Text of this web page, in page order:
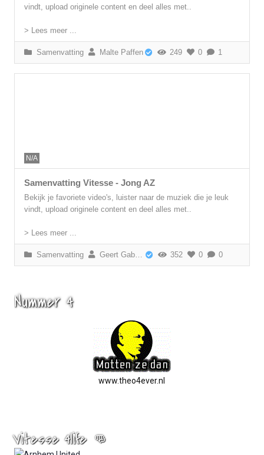
vindt, upload originele content en deel alles met..
> Lees meer ...
Samenvatting Malte Paffen 249 0 1
N/A
Samenvatting Vitesse - Jong AZ
Bekijk je favoriete video's, luister naar de muziek die je leuk
vindt, upload originele content en deel alles met..
> Lees meer ...
Samenvatting Geert Gabriëls 352 0 0
Nummer 4
www.theo4ever.nl
Vitesse 4life 👊